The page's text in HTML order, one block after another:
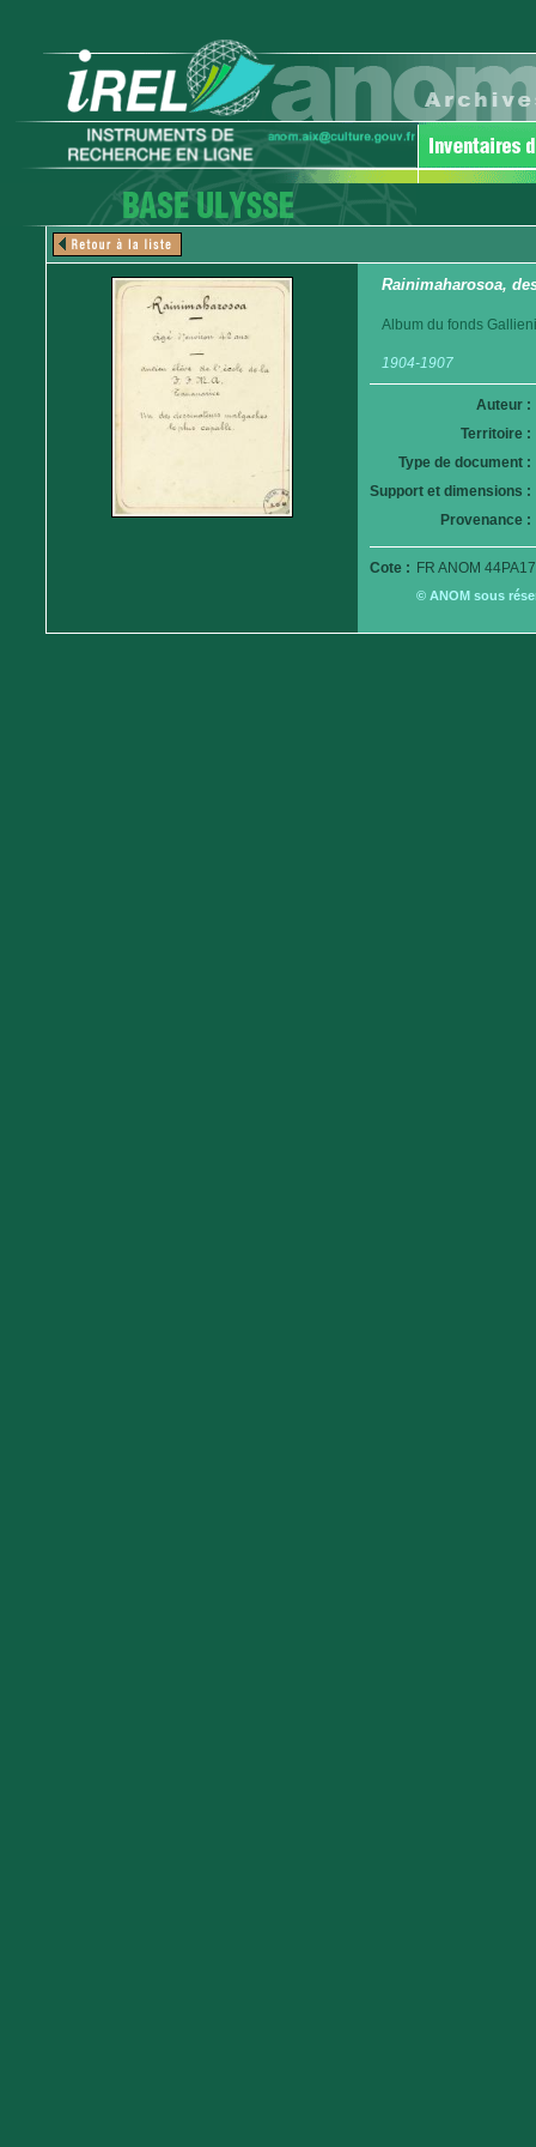
Rainimaharosoa,
Album du fonds
1904-1907
Auteur :
Territoire :
Type de document :
Support et dimensions :
Provenance :
Cote : FR ANOM
© ANOM sous